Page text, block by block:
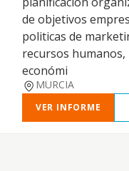
de objetivos
politicas de
recursos humanos,
económi
MURCIA
VER INFORME